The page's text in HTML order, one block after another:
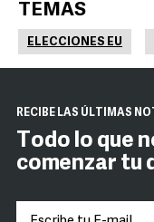
TEMAS
ELECCIONES EU
RECIBE LAS ÚLTIMAS
Todo lo que
comenzar tu